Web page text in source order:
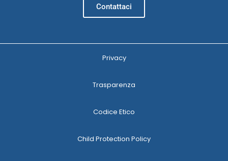
Contattaci
Privacy
Trasparenza
Codice Etico
Child Protection Policy